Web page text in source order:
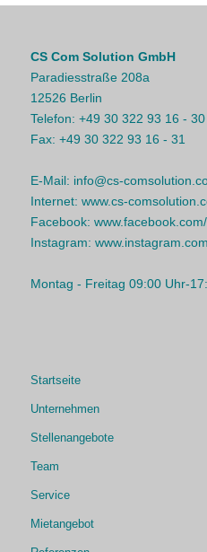
CS Com Solution GmbH
Paradiesstraße 208a
12526 Berlin
Telefon: +49 30 322 93 16 - 30
Fax: +49 30 322 93 16 - 31
E-Mail: info@cs-
Internet: www.cs-
Facebook:
Instagram:
Montag - Freitag 09:00 Uhr-
Startseite
Unternehmen
Stellenangebote
Team
Service
Mietangebot